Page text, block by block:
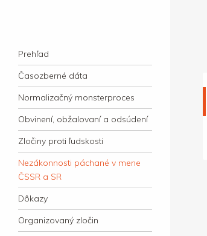
súdny proces v dejnách slovenskej justície
Navigation
Skip to content
Prehľad
Časozberné dáta
Normalizačný monsterproces
Obvinení, obžalovaní a odsúdení
Zločiny proti ľudskosti
Nezákonnosti páchané v mene
ČSSR a SR
Dôkazy
Organizovaný zločin